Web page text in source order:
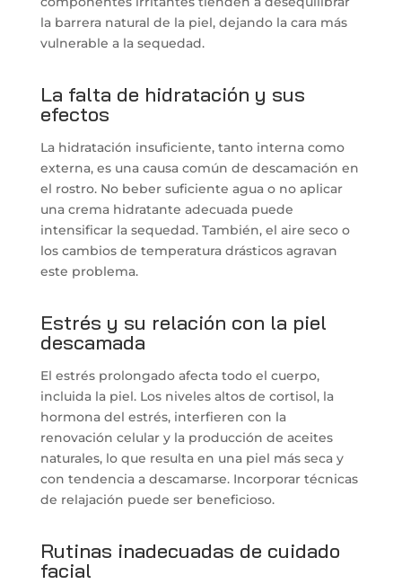
la barrera natural de la piel, dejando la cara más
vulnerable a la sequedad.
La falta de hidratación y sus
efectos
La hidratación insuficiente, tanto interna como
externa, es una causa común de descamación en
el rostro. No beber suficiente agua o no aplicar
una crema hidratante adecuada puede
intensificar la sequedad. También, el aire seco o
los cambios de temperatura drásticos agravan
este problema.
Estrés y su relación con la piel
descamada
El estrés prolongado afecta todo el cuerpo,
incluida la piel. Los niveles altos de cortisol, la
hormona del estrés, interfieren con la
renovación celular y la producción de aceites
naturales, lo que resulta en una piel más seca y
con tendencia a descamarse. Incorporar técnicas
de relajación puede ser beneficioso.
Rutinas inadecuadas de cuidado
facial